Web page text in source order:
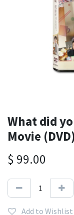
What did
Movie (DVD)
$ 99.00
Add to Wishlist